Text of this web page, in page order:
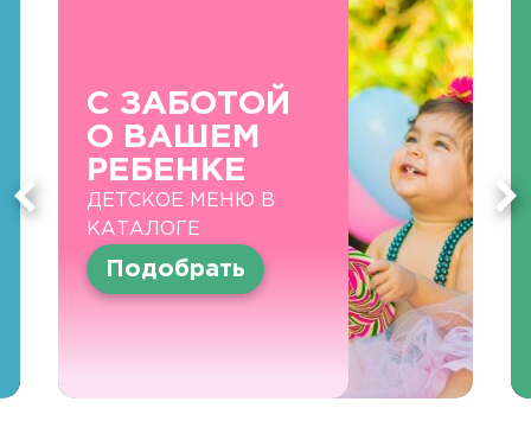
С ЗАБОТОЙ
О ВАШЕМ
РЕБЕНКЕ
ДЕТСКОЕ МЕНЮ В
КАТАЛОГЕ
Подобрать